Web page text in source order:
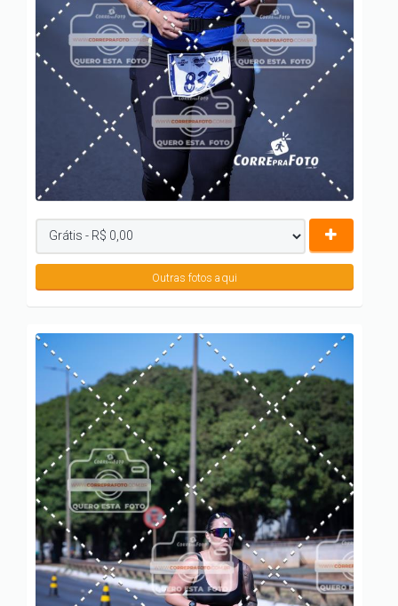
Outras fotos aqui